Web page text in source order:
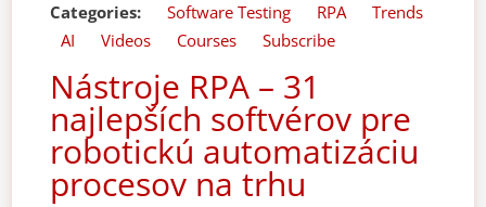
Categories: Software Testing RPA
Trends
AI
Videos Courses Subscribe
Nástroje RPA – 31
najlepších softvérov pre
robotickú automatizáciu
procesov na trhu